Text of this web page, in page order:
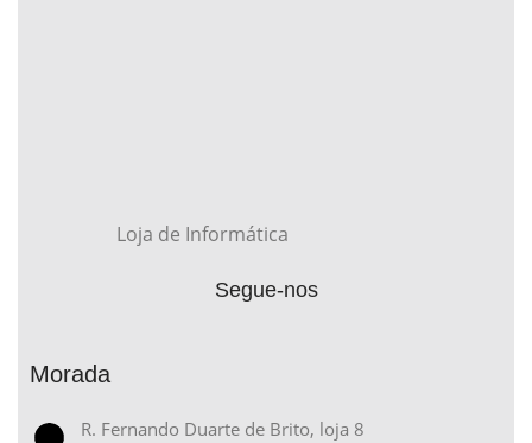
Loja de Informática
Segue-nos
Morada
R. Fernando Duarte de Brito, loja 8